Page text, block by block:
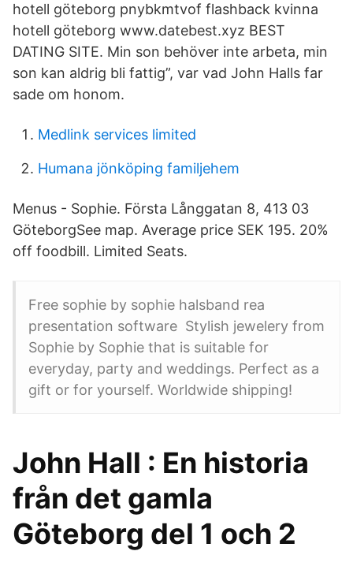
hotell göteborg pnybkmtvof flashback kvinna
hotell göteborg www.datebest.xyz BEST
DATING SITE. Min son behöver inte arbeta, min
son kan aldrig bli fattig”, var vad John Halls far
sade om honom.
Medlink services limited
Humana jönköping familjehem
Menus - Sophie. Första Långgatan 8, 413 03
GöteborgSee map. Average price SEK 195. 20%
off foodbill. Limited Seats.
Free sophie by sophie halsband rea
presentation software Stylish jewelery from
Sophie by Sophie that is suitable for
everyday, party and weddings. Perfect as a
gift or for yourself. Worldwide shipping!
John Hall : En historia
från det gamla
Göteborg del 1 och 2